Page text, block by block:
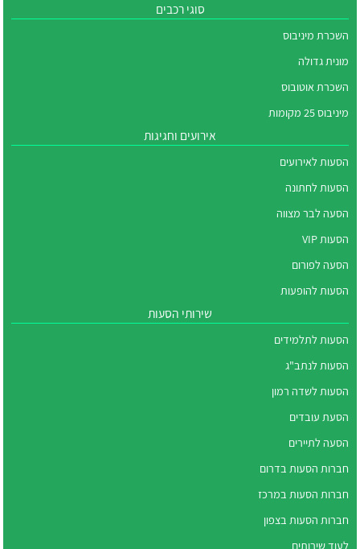
סוגי רכבים
השכרת מיניבוס
מונית גדולה
השכרת אוטובוס
מיניבוס 25 מקומות
אירועים וחגיגות
הסעות לאירועים
הסעות לחתונה
הסעה לבר מצווה
הסעות VIP
הסעה לפורום
הסעות להופעות
שירותי הסעות
הסעות לתלמידים
הסעות לנתב"ג
הסעות לשדה רמון
הסעת עובדים
הסעה לתיירים
חברות הסעות בדרום
חברות הסעות במרכז
חברות הסעות בצפון
לעוד שירותים